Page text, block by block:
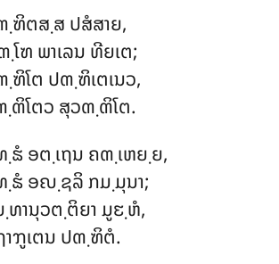
ຑິຕສ຺ສ ປສໍສາຍ,
ຑ ພາເລນ ທີຍເຕ;
ຑິໂຕ ປຓ຺ຑິເຕເນວ,
ຓິໂຕວ ສຸວຓ຺ຓິໂຕ.
ຘໍ ອຕ຺ເຖນ ຄຓ຺ເຫຍ຺ຍ,
ຘໍ ອຎ຺ຊລິ ກມ຺ມຸນາ;
ທານຸວຕ຺ຕິຍາ ມູຬ຺ຫໍ,
າຠູເຕນ ປຓ຺ຑິຕໍ.